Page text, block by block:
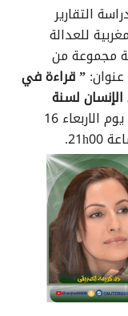
التقارير
للعدالة
مجموعة من
عنوان:” قراءة في
لسنة
“، وذلك يوم الاربعاء 16